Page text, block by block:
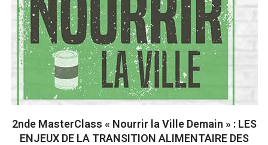
2nde MasterClass « Nourrir la Ville Demain » : LES
ENJEUX DE LA TRANSITION ALIMENTAIRE DES